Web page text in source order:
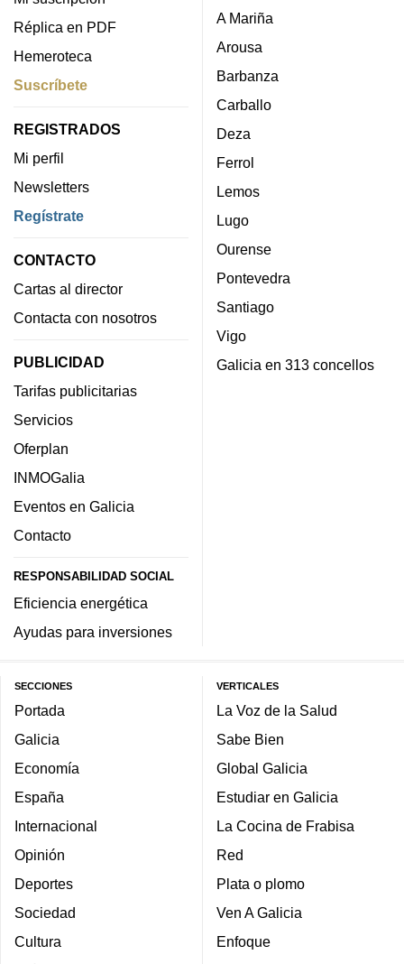
Réplica en PDF
Hemeroteca
Suscríbete
REGISTRADOS
Mi perfil
Newsletters
Regístrate
CONTACTO
Cartas al director
Contacta con nosotros
PUBLICIDAD
Tarifas publicitarias
Servicios
Oferplan
INMOGalia
Eventos en Galicia
Contacto
RESPONSABILIDAD SOCIAL
Eficiencia energética
Ayudas para inversiones
A Mariña
Arousa
Barbanza
Carballo
Deza
Ferrol
Lemos
Lugo
Ourense
Pontevedra
Santiago
Vigo
Galicia en 313 concellos
SECCIONES
Portada
Galicia
Economía
España
Internacional
Opinión
Deportes
Sociedad
Cultura
VERTICALES
La Voz de la Salud
Sabe Bien
Global Galicia
Estudiar en Galicia
La Cocina de Frabisa
Red
Plata o plomo
Ven A Galicia
Enfoque